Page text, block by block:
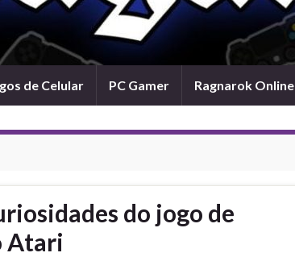
de Celular PC Gamer Ragnarok Online
do jogo de
Atari